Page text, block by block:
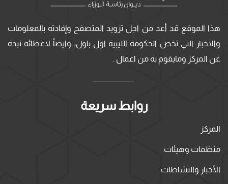
هذا الموقع قد أعد من اجل تزويد المتصفح وإفادته بالمعلومات
والاخبار التي تخص الحكومة الليبية اول باول، وايضاً لاعطائه نبدة
عن المركز ومايقوم به من اعمال .
روابط سريعة
المركز
منظمات وهيئات
الأخبار والنشاطات